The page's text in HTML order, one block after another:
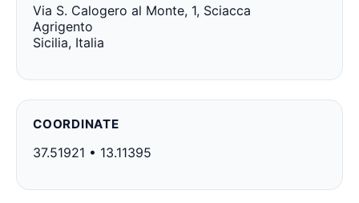
Via S. Calogero al Monte, 1, Sciacca
Agrigento
Sicilia, Italia
COORDINATE
37.51921 • 13.11395